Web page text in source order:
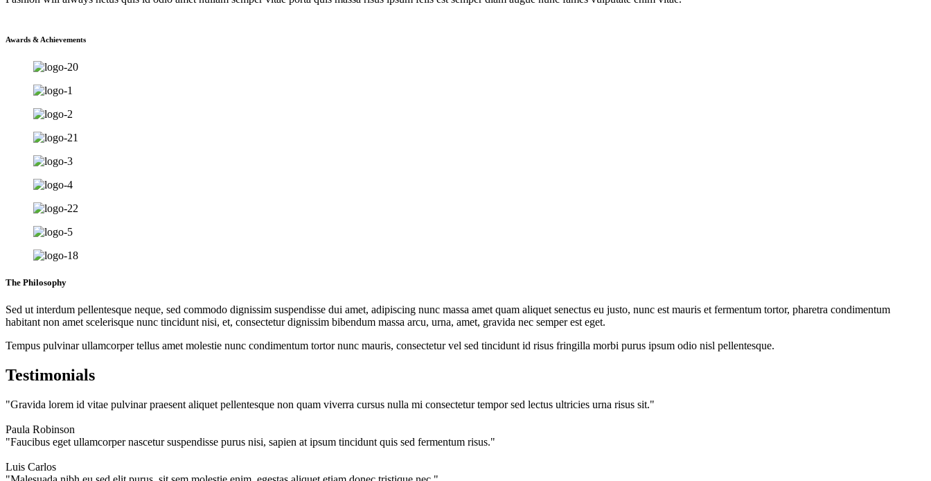
Awards & Achievements
The Philosophy
Sed ut interdum pellentesque neque, sed commodo dignissim suspendisse dui amet, adipiscing nunc massa amet quam aliquet senectus eu justo, nunc est mauris et fermentum tortor, pharetra condimentum
habitant non amet scelerisque nunc tincidunt nisi, et, consectetur dignissim bibendum massa arcu, urna, amet, gravida nec semper est eget.
Tempus pulvinar ullamcorper tellus amet molestie nunc condimentum tortor nunc mauris, consectetur vel sed tincidunt id risus fringilla morbi purus ipsum odio nisl pellentesque.
Testimonials
"Gravida lorem id vitae pulvinar praesent aliquet pellentesque non quam viverra cursus nulla mi consectetur tempor sed lectus ultricies urna risus sit."
Paula Robinson
"Faucibus eget ullamcorper nascetur suspendisse purus nisi, sapien at ipsum tincidunt quis sed fermentum risus."
Luis Carlos